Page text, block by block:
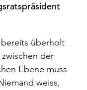
überholt
der
Ebene muss
weiss,